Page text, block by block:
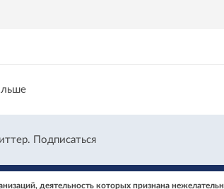
Подписаться
деятельность которых признана